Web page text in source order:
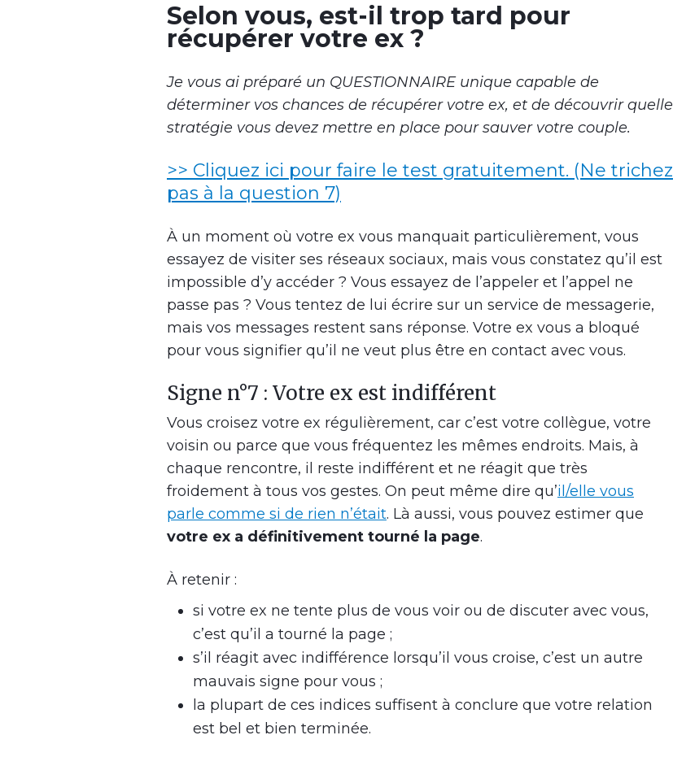
Selon vous, est-il trop tard pour
récupérer votre ex ?
Je vous ai préparé un QUESTIONNAIRE unique capable de
déterminer vos chances de récupérer votre ex, et de découvrir quelle
stratégie vous devez mettre en place pour sauver votre couple.
>> Cliquez ici pour faire le test gratuitement. (Ne trichez
pas à la question 7)
À un moment où votre ex vous manquait particulièrement, vous
essayez de visiter ses réseaux sociaux, mais vous constatez qu’il est
impossible d’y accéder ? Vous essayez de l’appeler et l’appel ne
passe pas ? Vous tentez de lui écrire sur un service de messagerie,
mais vos messages restent sans réponse. Votre ex vous a bloqué
pour vous signifier qu’il ne veut plus être en contact avec vous.
Signe n°7 : Votre ex est indifférent
Vous croisez votre ex régulièrement, car c’est votre collègue, votre
voisin ou parce que vous fréquentez les mêmes endroits. Mais, à
chaque rencontre, il reste indifférent et ne réagit que très
froidement à tous vos gestes. On peut même dire qu’il/elle vous
parle comme si de rien n’était. Là aussi, vous pouvez estimer que
votre ex a définitivement tourné la page.
À retenir :
si votre ex ne tente plus de vous voir ou de discuter avec vous,
c’est qu’il a tourné la page ;
s’il réagit avec indifférence lorsqu’il vous croise, c’est un autre
mauvais signe pour vous ;
la plupart de ces indices suffisent à conclure que votre relation
est bel et bien terminée.